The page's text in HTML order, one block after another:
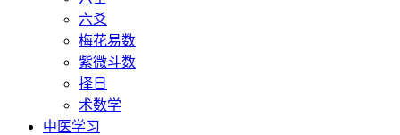
六爻
梅花易数
紫微斗数
择日
术数学
中医学习